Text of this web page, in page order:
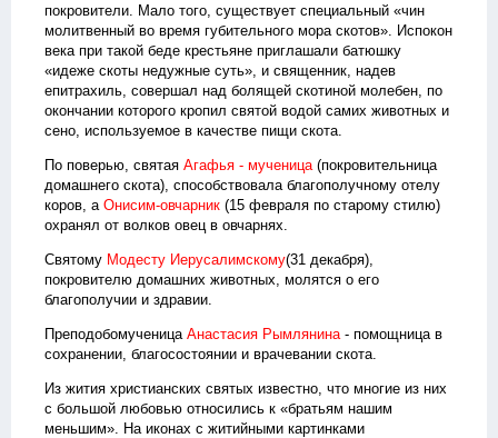
покровители. Мало того, существует специальный «чин
молитвенный во время губительного мора скотов». Испокон
века при такой беде крестьяне приглашали батюшку
«идеже скоты недужные суть», и священник, надев
епитрахиль, совершал над болящей скотиной молебен, по
окончании которого кропил святой водой самих животных и
сено, используемое в качестве пищи скота.
По поверью, святая Агафья - мученица(покровительница
домашнего скота), способствовала благополучному отелу
коров, а Онисим-овчарник (15 февраля по старому стилю)
охранял от волков овец в овчарнях.
Святому Модесту Иерусалимскому(31 декабря),
покровителю домашних животных, молятся о его
благополучии и здравии.
Преподобомученица Анастасия Рымлянина - помощница в
сохранении, благосостоянии и врачевании скота.
Из жития христианских святых известно, что многие из них
с большой любовью относились к «братьям нашим
меньшим». На иконах с житийными картинками